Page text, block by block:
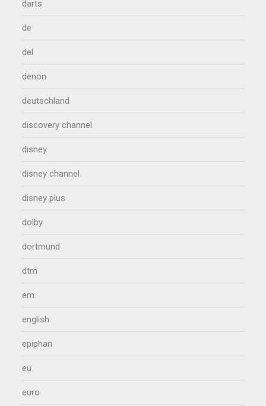
darts
de
del
denon
deutschland
discovery channel
disney
disney channel
disney plus
dolby
dortmund
dtm
em
english
epiphan
eu
euro